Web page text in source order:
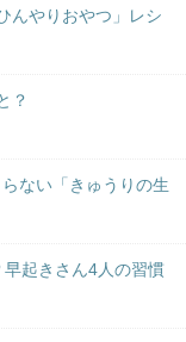
んやりおやつ」レシ
？
ない「きゅうりの生
起きさん4人の習慣